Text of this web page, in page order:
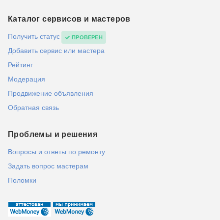
Каталог сервисов и мастеров
Получить статус ПРОВЕРЕН
Добавить сервис или мастера
Рейтинг
Модерация
Продвижение объявления
Обратная связь
Проблемы и решения
Вопросы и ответы по ремонту
Задать вопрос мастерам
Поломки